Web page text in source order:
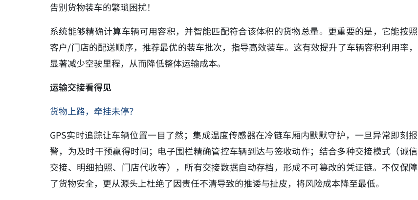
告别货物装车的繁琐困扰！
系统能够精确计算车辆可用容积，并智能匹配符合该体积的货物总量。更重要的是，它能按照
客户/门店的配送顺序，推荐最优的装车批次，指导高效装车。这有效提升了车辆容积利用率，
显著减少空驶里程，从而降低整体运输成本。
运输交接看得见
货物上路，牵挂未停？
GPS实时追踪让车辆位置一目了然；集成温度传感器在冷链车厢内默默守护，一旦异常即刻报
警，为及时干预赢得时间；电子围栏精确管控车辆到达与签收动作；结合多种交接模式（诚信
交接、明细拍照、门店代收等），所有交接数据自动存档，形成不可篡改的凭证链。不仅保障
了货物安全，更从源头上杜绝了因责任不清导致的推诿与扯皮，将风险成本降至最低。